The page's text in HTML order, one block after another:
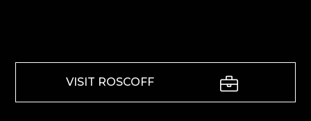
VISIT ROSCOFF